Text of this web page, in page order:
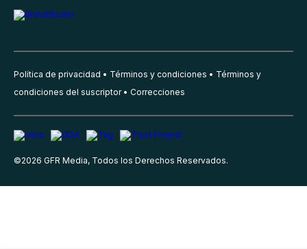
Política de privacidad Términos y condiciones
Términos y
condiciones del suscriptor
Correcciones
©2026 GFR Media, Todos los Derechos Reservados.